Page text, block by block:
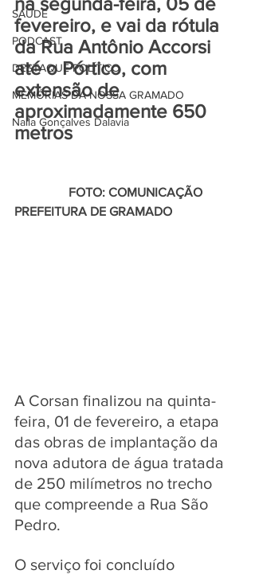
SAÚDE
PODCAST
DESTAQUE POLÍTICO
MEMÓRIAS DA NOSSA GRAMADO
Naíla Gonçalves Dalavia
fevereiro, e vai da rótula
da Rua Antônio Accorsi
até o Pórtico, com
extensão de
aproximadamente 650
metros
PREFEITURA DE GRAMADO
A Corsan finalizou na quinta-
feira, 01 de fevereiro, a etapa
das obras de implantação da
nova adutora de água tratada
de 250 milímetros no trecho
que compreende a Rua São
Pedro.
O serviço foi concluído